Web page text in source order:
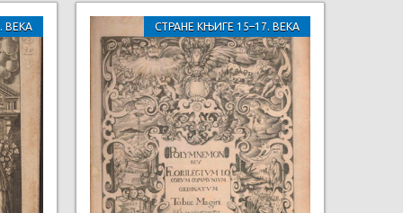
ВЕКА СТРАНЕ КЊИГЕ 15–17. ВЕКА